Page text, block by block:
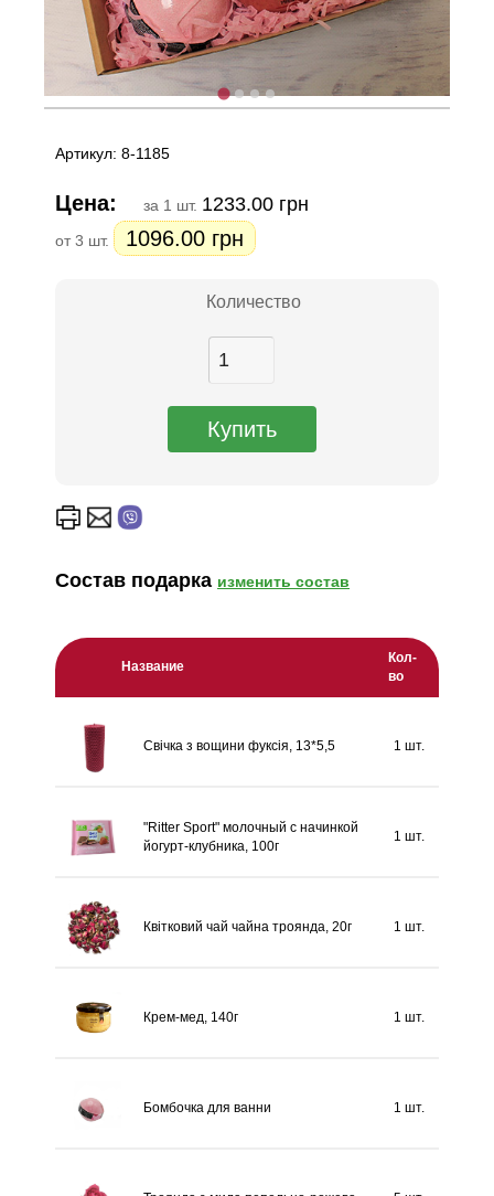
Артикул: 8-1185
Цена: за 1 шт. 1233.00 грн
от 3 шт. 1096.00 грн
Количество
Состав подарка изменить состав
Название
Кол-
во
Свічка з вощини фуксія, 13*5,5 1 шт.
"Ritter Sport" молочный с начинкой
йогурт-клубника, 100г
1 шт.
Квітковий чай чайна троянда, 20г 1 шт.
Крем-мед, 140г 1 шт.
Бомбочка для ванни 1 шт.